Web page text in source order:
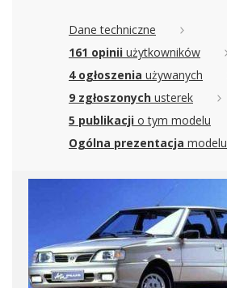
Dane techniczne
161 opinii użytkowników
4 ogłoszenia używanych
9 zgłoszonych usterek
5 publikacji o tym modelu
Ogólna prezentacja modelu